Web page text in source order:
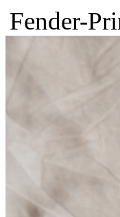
Fender-